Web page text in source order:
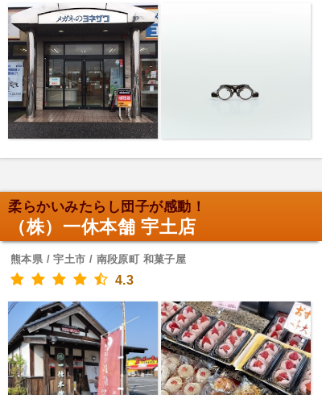
柔らかいみたらし団子が感動！
（株）一休本舗 宇土店
熊本県 / 宇土市 / 南段原町 和菓子屋
4.3